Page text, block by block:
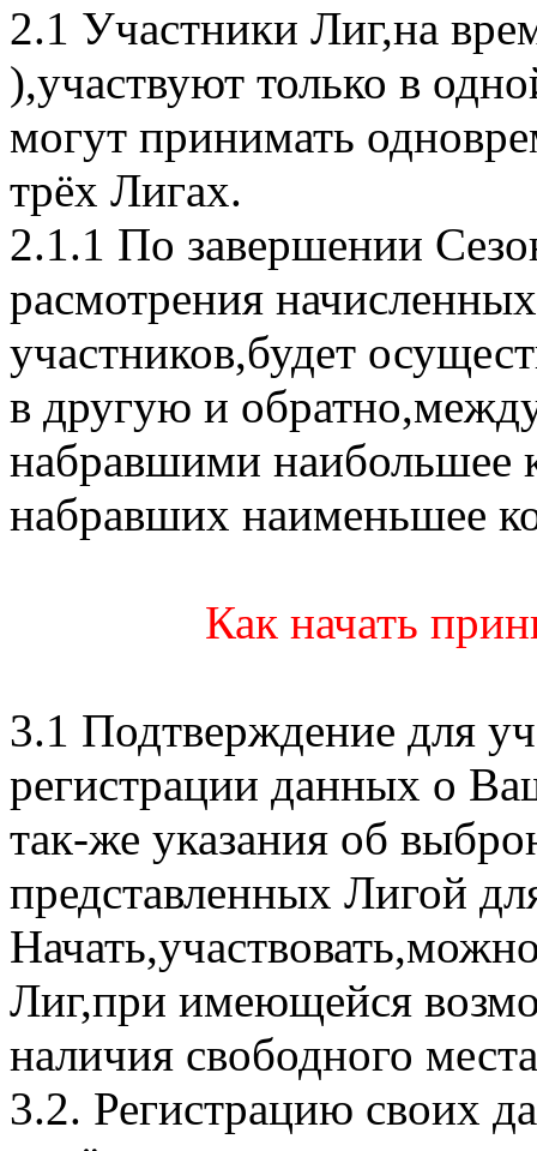
2.1 Участники Лиг,на
),участвуют только в
могут принимать
трёх Лигах.
2.1.1 По завершении
расмотрения
участников,будет
в другую и
набравшими наибольшее
набравших наименьшее
Как начать
3.1 Подтверждение для
регистрации данных о
так-же указания об
представленных Лигой
Лиг,при имеющейся
наличия свободного
3.2. Регистрацию своих